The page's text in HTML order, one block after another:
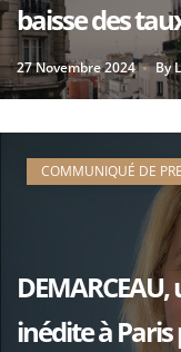
baisse des
27 Novembre 2024 By
COMMUNIQUÉ DE
inédite à Paris